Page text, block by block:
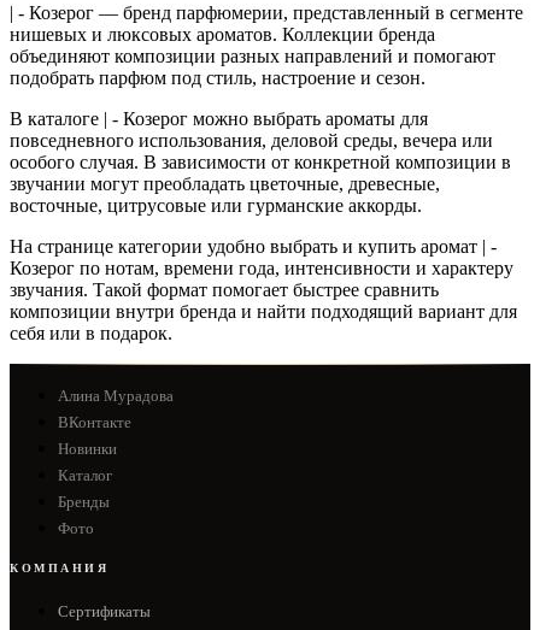
| - Козерог — бренд парфюмерии, представленный в сегменте
нишевых и люксовых ароматов. Коллекции бренда
объединяют композиции разных направлений и помогают
подобрать парфюм под стиль, настроение и сезон.
В каталоге | - Козерог можно выбрать ароматы для
повседневного использования, деловой среды, вечера или
особого случая. В зависимости от конкретной композиции в
звучании могут преобладать цветочные, древесные,
восточные, цитрусовые или гурманские аккорды.
На странице категории удобно выбрать и купить аромат | -
Козерог по нотам, времени года, интенсивности и характеру
звучания. Такой формат помогает быстрее сравнить
композиции внутри бренда и найти подходящий вариант для
себя или в подарок.
Алина Мурадова
ВКонтакте
Новинки
Каталог
Бренды
Фото
КОМПАНИЯ
Сертификаты